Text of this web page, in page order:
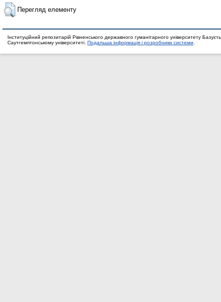
Перегляд елементу
Інституційний репозитарій Рівненського державного гуманітарного університету
Саутгемптонському університеті. Подальша інформація і розробники системи